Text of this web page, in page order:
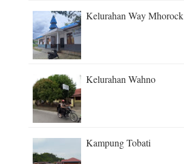
Kelurahan Way Mhorock
Kelurahan Wahno
Kampung Tobati